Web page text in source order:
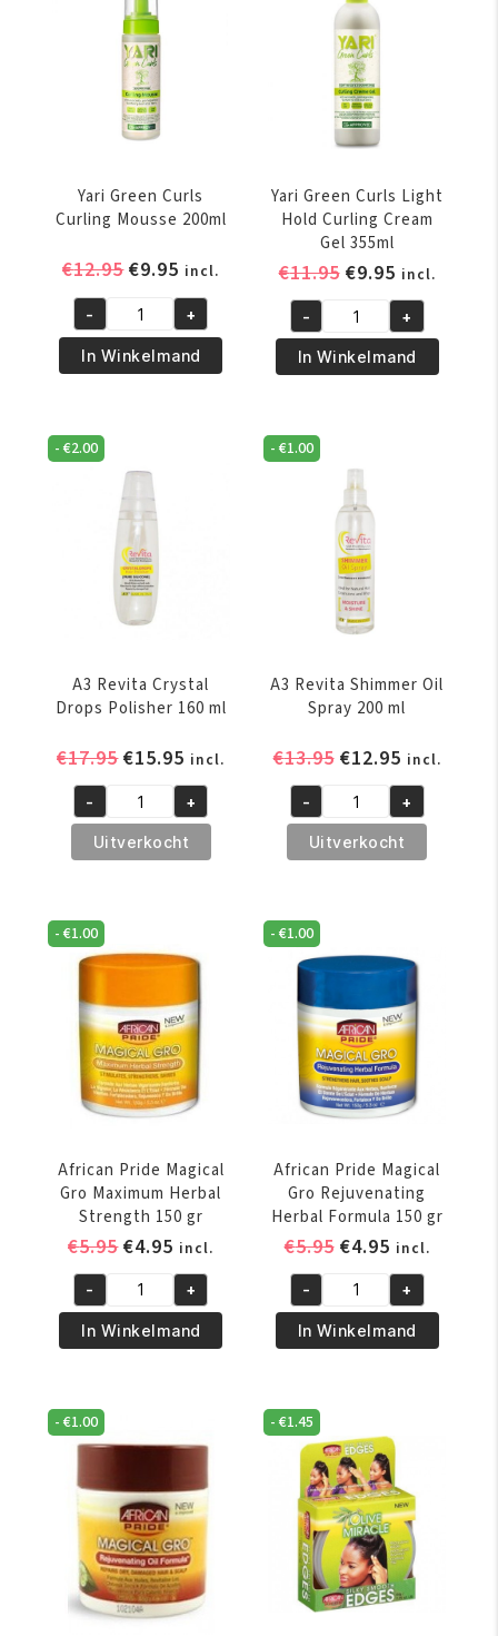
Yari Green Curls
Curling Mousse 200ml
€12.95Oorspronkelijke
was:
€12.95.
€9.95 Huidige
prijs
is:
€9.95.
incl.
Yari
Green
Curls
Mousse
200ml
aantal
- +
In Winkelmand
Yari Green Curls Light
Hold Curling Cream
Gel 355ml
€11.95 Oorspronkelijke
was:
€11.95.
€9.95Huidige
prijs
is:
€9.95.
incl.
Yari
Green
Curls
Hold
Curling
355ml
aantal
- +
In Winkelmand
-€2.00
A3 Revita Crystal
Drops Polisher 160 ml
€17.95Oorspronkelijke
was:
€17.95.
€15.95 Huidige
prijs
is:
€15.95.
incl.
A3
Revita
Crystal
Polisher
160
ml
aantal
- +
Uitverkocht
-€1.00
A3 Revita Shimmer Oil
Spray 200 ml
€13.95 Oorspronkelijke
was:
€13.95.
€12.95Huidige
prijs
is:
€12.95.
incl.
A3
Revita
Shimmer
Spray
200
ml
aantal
- +
Uitverkocht
-€1.00
African Pride Magical
Gro Maximum Herbal
Strength 150 gr
€5.95Oorspronkelijke
was:
€5.95.
€4.95 Huidige
prijs
is:
€4.95.
incl.
African
Pride
Magical
Maximum
Herbal
150
gr
aantal
- +
In Winkelmand
-€1.00
African Pride Magical
Gro Rejuvenating
Herbal Formula 150 gr
€5.95 Oorspronkelijke
was:
€5.95.
€4.95Huidige
prijs
is:
€4.95.
incl.
African
Pride
Magical
Rejuvenating
Herbal
Formula
150
gr
aantal
- +
In Winkelmand
-€1.00 -€1.45